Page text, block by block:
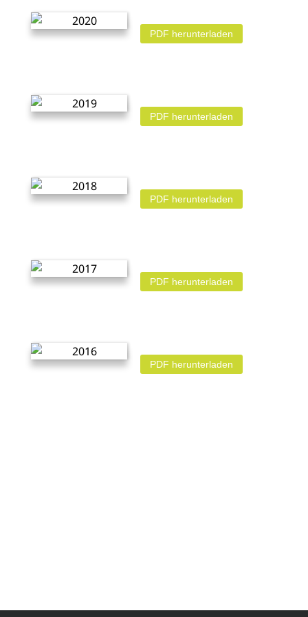
PDF herunterladen
PDF herunterladen
PDF herunterladen
PDF herunterladen
PDF herunterladen